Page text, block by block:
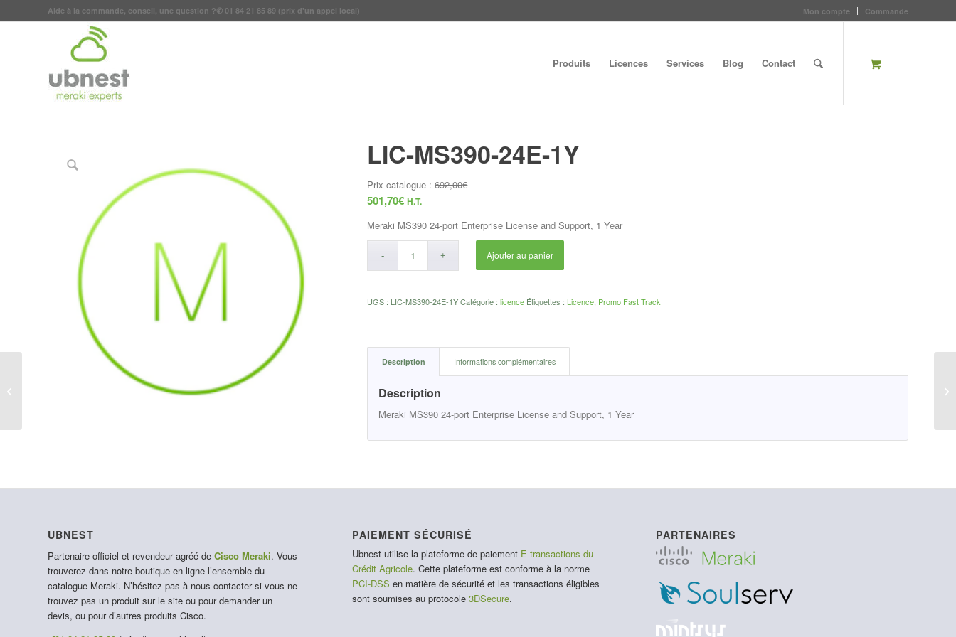
Mon compte Commande
Aide à la commande, conseil, une question ?✆ 01 84 21 85 89 (prix d'un appel local)
Produits Licences Services Blog Contact
LIC-MS390-24E-1Y
Prix catalogue :692,00€
501,70€ H.T.
Meraki MS390 24-port Enterprise License and Support, 1 Year
Ajouter au panier
UGS : LIC-MS390-24E-1Y Catégorie :licence Étiquettes : Licence Promo Fast Track
Description Informations complémentaires
Description
Meraki MS390 24-port Enterprise License and Support, 1 Year
UBNEST
Partenaire officiel et revendeur agréé de Cisco Meraki. Vous
trouverez dans notre boutique en ligne l’ensemble du
catalogue Meraki. N’hésitez pas à nous contacter si vous ne
trouvez pas un produit sur le site ou pour demander un
devis, ou pour d’autres produits Cisco.
PAIEMENT SÉCURISÉ
Ubnest utilise la plateforme de paiement E-transactions du
Crédit Agricole. Cette plateforme est conforme à la norme
PCI-DSS en matière de sécurité et les transactions éligibles
sont soumises au protocole 3DSecure.
PARTENAIRES